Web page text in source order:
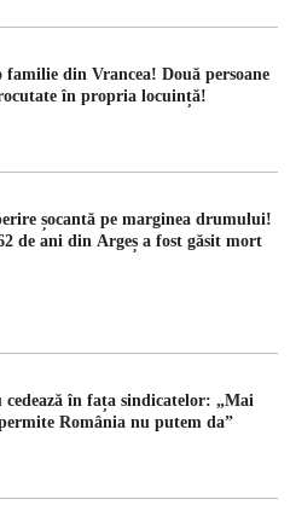
familie din Vrancea! Două persoane
în propria locuință!
șocantă pe marginea drumului!
de ani din Argeș a fost găsit mort
în fața sindicatelor: „Mai
România nu putem da”